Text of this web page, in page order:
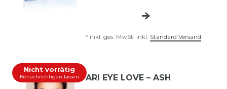
* inkl. ges. MwSt. inkl. Standard Versand
Nicht vorrätig
Benachrichtigen lassen
ARI EYE LOVE – ASH